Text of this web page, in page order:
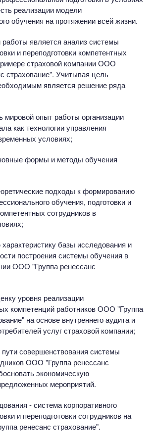
реализации модели
обучения на протяжении всей жизни.
является анализ системы
и переподготовки компетентных
страховой компании ООО
страхование". Учитывая цель
является решение ряда
мировой опыт работы организации
как технологии управления
условиях;
формы и методы обучения
подходы к формированию
обучения, подготовки и
сотрудников в
базы исследования и
построения системы обучения в
ООО "Группа ренессанс
уровня реализации
компетенций работников ООО "Группа
на основе внутреннего аудита и
услуг страховой компании;
совершенствования системы
ООО "Группа ренессанс
экономическую
мероприятий.
- система корпоративного
и переподготовки сотрудников на
ренесанс страхование".